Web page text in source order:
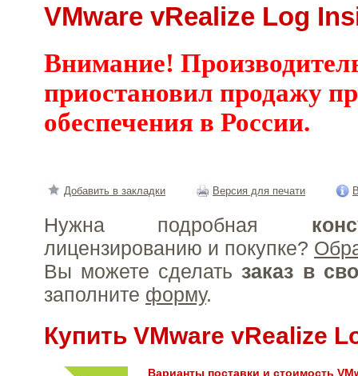
VMware vRealize Log
Внимание!
приостановил продажу
обеспечения в России.
Добавить в закладки Версия для печати
Нужна подробная
лицензированию и покупке?
Вы можете сделать заказ в
заполните форму.
Купить VMware vRealize
Варианты поставки и стоимость